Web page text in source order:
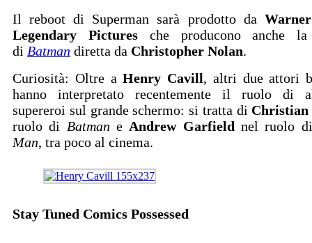
Il reboot di Superman sarà prodotto da
Legendary Picturesche producono anche
di Batman diretta da Christopher Nolan.
Curiosità: Oltre aHenry Cavill, altri due attori
hanno interpretato recentemente il ruolo di
supereroi sul grande schermo: si tratta di Christian
ruolo di Batman e Andrew Garfield nel ruolo
Man, tra poco al cinema.
Stay Tuned Comics Possessed